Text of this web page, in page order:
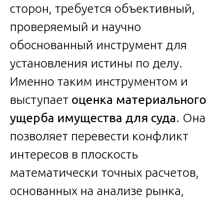
сторон, требуется объективный,
проверяемый и научно
обоснованный инструмент для
установления истины по делу.
Именно таким инструментом и
выступает оценка материального
ущерба имущества для суда. Она
позволяет перевести конфликт
интересов в плоскость
математически точных расчетов,
основанных на анализе рынка,